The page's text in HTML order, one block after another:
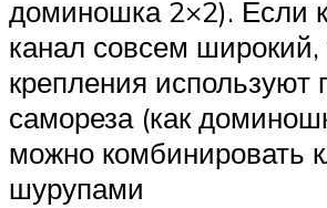
доминошка 2×2). Если
канал совсем широкий,
крепления используют
самореза (как
можно комбинировать
шурупами